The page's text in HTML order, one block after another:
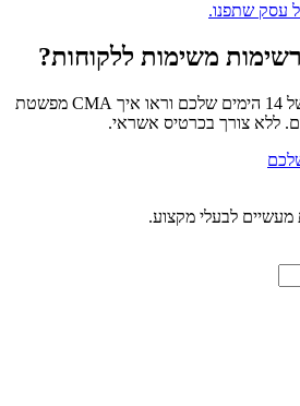
משימות ללקוחות?
התחילו את תקופת הניסיון של 14 הימים שלכם וראו איך CMA מפשטת
ללא צורך בכרטיס אשראי.
מעשיים לבעלי מקצוע.